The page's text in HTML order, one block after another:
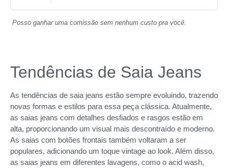
Posso ganhar uma comissão sem nenhum custo pra você.
Tendências de Saia Jeans
As tendências de saia jeans estão sempre evoluindo, trazendo
novas formas e estilos para essa peça clássica. Atualmente,
as saias jeans com detalhes desfiados e rasgos estão em
alta, proporcionando um visual mais descontraído e moderno.
As saias com botões frontais também voltaram a ser
populares, adicionando um toque vintage ao look. Além disso,
as saias jeans em diferentes lavagens, como o acid wash,